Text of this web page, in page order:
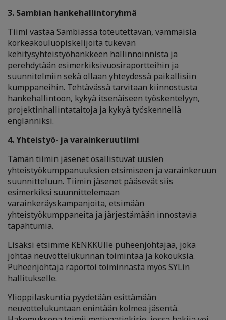
3. Sambian hankehallintoryhmä
Tiimi vastaa Sambiassa toteutettavan, vammaisia
korkeakouluopiskelijoita tukevan
kehitysyhteistyöhankkeen hallinnoinnista ja
perehdytään esimerkiksivuosiraportteihin ja
suunnitelmiin sekä ollaan yhteydessä paikallisiin
kumppaneihin. Tehtävässä tarvitaan kiinnostusta
hankehallintoon, kykyä itsenäiseen työskentelyyn,
projektinhallintataitoja ja kykyä työskennellä
englanniksi.
4. Yhteistyö- ja varainkeruutiimi
Tämän tiimin jäsenet osallistuvat uusien
yhteistyökumppanuuksien etsimiseen ja varainkeruun
suunnitteluun. Tiimin jäsenet pääsevät siis
esimerkiksi suunnittelemaan
varainkeräyskampanjoita, etsimään
yhteistyökumppaneita ja järjestämään innostavia
tapahtumia.
Lisäksi etsimme KENKKUlle puheenjohtajaa, joka
johtaa neuvottelukunnan toimintaa ja kokouksia.
Puheenjohtaja raportoi toiminnasta myös SYLin
hallitukselle.
Ylioppilaskuntia pyydetään esittämään
neuvottelukuntaan enintään kolmea jäsentä.